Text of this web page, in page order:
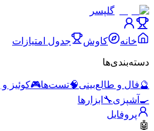
گلپسر
خانه کاوش جدول امتیازات
دسته‌بندی‌ها
🔮فال و طالع‌بینی🧠تست‌ها🎮کوئیز و
🍳 آشپزی🔧 ابزارها
پروفایل
🤖